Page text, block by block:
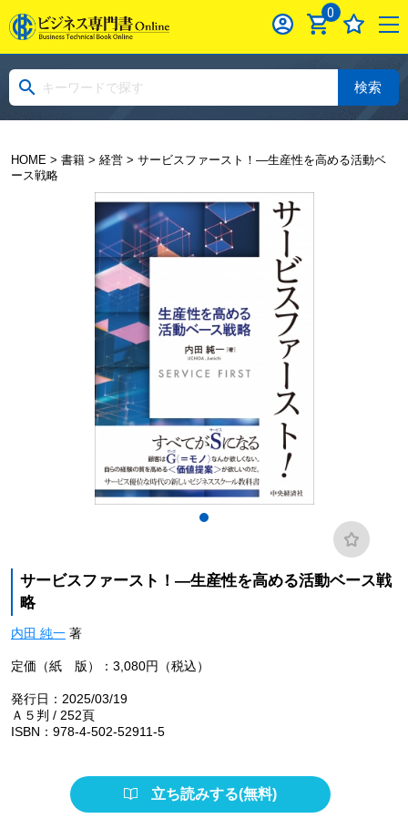
0
検索
HOME> 書籍> 経営> サービスファースト！―生産性を高める活動ベ
ース戦略
サービスファースト！―生産性を高める活動ベース戦
略
内田 純一著
定価（紙 版）：3,080円（税込）
発行日：2025/03/19
Ａ５判 / 252頁
ISBN：978-4-502-52911-5
立ち読みする(無料)